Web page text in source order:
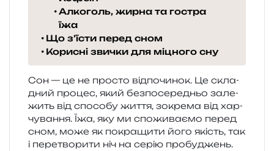
Алкоголь, жирна та гостра
їжа
Що з’їсти перед сном
Корисні звички для міцного сну
Сон — це не про­сто від­по­чи­нок. Це скла­
дний про­цес, який без­по­се­ре­дньо зале­
жить від спосо­бу життя, зокре­ма від хар­
чу­ва­н­ня. Їжа, яку ми спо­жи­ва­є­мо перед
сном, може як покра­щи­ти його якість, так
і пере­тво­ри­ти ніч на серію про­бу­джень.